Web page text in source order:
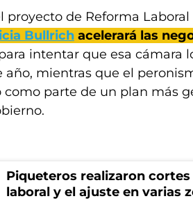
proyecto de Reforma
Bullrich acelerará las
intentar que esa cámara
año, mientras que el
parte de un plan más
Piqueteros realizaron
laboral y el ajuste en varias